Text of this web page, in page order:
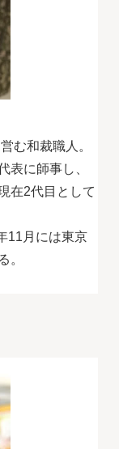
む和裁職人。
表に師事し、
在2代目として
11月には東京
。